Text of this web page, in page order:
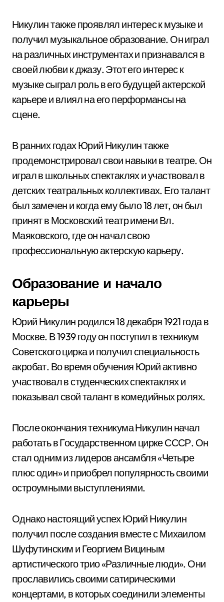
Никулин также проявлял интерес к музыке и
получил музыкальное образование. Он играл
на различных инструментах и признавался в
своей любви к джазу. Этот его интерес к
музыке сыграл роль в его будущей актерской
карьере и влиял на его перформансы на
сцене.
В ранних годах Юрий Никулин также
продемонстрировал свои навыки в театре. Он
играл в школьных спектаклях и участвовал в
детских театральных коллективах. Его талант
был замечен и когда ему было 18 лет, он был
принят в Московский театр имени Вл.
Маяковского, где он начал свою
профессиональную актерскую карьеру.
Образование и начало
карьеры
Юрий Никулин родился 18 декабря 1921 года в
Москве. В 1939 году он поступил в техникум
Советского цирка и получил специальность
акробат. Во время обучения Юрий активно
участвовал в студенческих спектаклях и
показывал свой талант в комедийных ролях.
После окончания техникума Никулин начал
работать в Государственном цирке СССР. Он
стал одним из лидеров ансамбля «Четыре
плюс один» и приобрел популярность своими
остроумными выступлениями.
Однако настоящий успех Юрий Никулин
получил после создания вместе с Михаилом
Шуфутинским и Георгием Вициным
артистического трио «Различные люди». Они
прославились своими сатирическими
концертами, в которых соединили элементы